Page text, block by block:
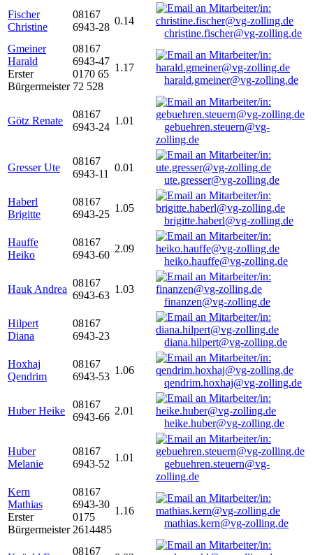
Fischer
Christine
08167
6943-28
0.14
christine.fischer@vg-zolling.de
Gmeiner
Harald
Erster
Bürgermeister
08167
6943-47
0170 65
72 528
1.17
harald.gmeiner@vg-zolling.de
Götz Renate
08167
6943-24
1.01
gebuehren.steuern@vg-
zolling.de
Gresser Ute
08167
6943-11
0.01
ute.gresser@vg-zolling.de
Haberl
Brigitte
08167
6943-25
1.05
brigitte.haberl@vg-zolling.de
Hauffe
Heiko
08167
6943-60
2.09
heiko.hauffe@vg-zolling.de
Hauk Andrea
08167
6943-63
1.03
finanzen@vg-zolling.de
Hilpert
Diana
08167
6943-23
diana.hilpert@vg-zolling.de
Hoxhaj
Qendrim
08167
6943-53
1.06
qendrim.hoxhaj@vg-zolling.de
Huber Heike
08167
6943-66
2.01
heike.huber@vg-zolling.de
Huber
Melanie
08167
6943-52
1.01
gebuehren.steuern@vg-
zolling.de
Kern
Mathias
Erster
Bürgermeister
08167
6943-30
0175
2614485
1.16
mathias.kern@vg-zolling.de
08167